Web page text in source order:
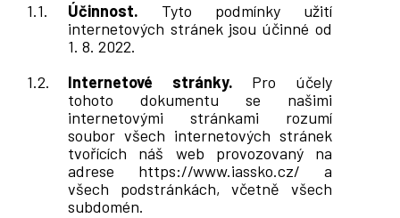
Účinnost. Tyto podmínky užití
internetových stránek jsou účinné od
1. 8. 2022.
Internetové stránky. Pro účely
tohoto dokumentu se našimi
internetovými stránkami rozumí
soubor všech internetových stránek
tvořících náš web provozovaný na
adrese https://www.iassko.cz/ a
všech podstránkách, včetně všech
subdomén.